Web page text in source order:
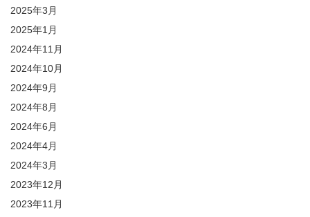
2025年3月
2025年1月
2024年11月
2024年10月
2024年9月
2024年8月
2024年6月
2024年4月
2024年3月
2023年12月
2023年11月